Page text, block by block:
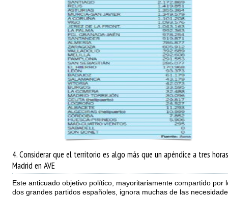
4. Considerar que el territorio es algo más que un apéndice a tres
Madrid en AVE
Este anticuado objetivo político, mayoritariamente compartido por
dos grandes partidos españoles, ignora muchas de las